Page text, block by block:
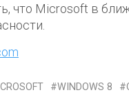
что Microsoft в
WINDOWS 8